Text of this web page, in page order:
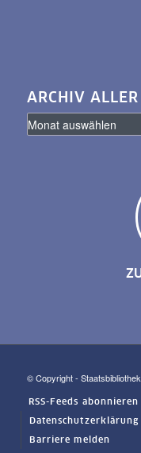
ARCHIV
© Copyright -
RSS-Feeds abonnieren
Datenschutzerklärung
Barriere melden